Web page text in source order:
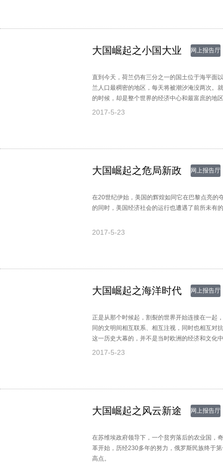
大国崛起之小国大业 网上报告厅
直到今天，荷兰仍有三分之一的国土位于海平面
兰人口最稠密的地区，每天将被潮汐淹没两次。
的时候，却是整个世界的经济中心和最富庶的地
乎延伸到地球的每一个角落，被马克思称为当时
2017-5-23
大国崛起之危局新政 网上报告厅
在20世纪伊始，美国的辉煌如同它在巴黎点亮的
的同时，美国经济社会的运行也遭遇了前所未有
2017-5-23
大国崛起之海洋时代 网上报告厅
正是从那个时候起，割裂的世界开始连接在一起
同的文明间相互联系、相互注视，同时也相互对
这一历史大幕的，并不是当时欧洲的经济和文化
大的国家--葡萄牙和西班牙。五百年前，他们相
2017-5-23
大国崛起之风云新途 网上报告厅
在苏维埃政府领导下，一个贫穷落后的农业国，
革开始，历经230多年的努力，俄罗斯民族终于
高点。